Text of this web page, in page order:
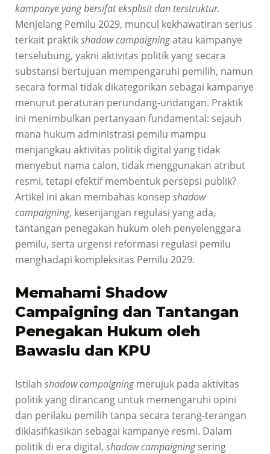
kampanye yang bersifat eksplisit dan terstruktur.
Menjelang Pemilu 2029, muncul kekhawatiran serius
terkait praktikshadow campaigningatau kampanye
terselubung, yakni aktivitas politik yang secara
substansi bertujuan mempengaruhi pemilih, namun
secara formal tidak dikategorikan sebagai kampanye
menurut peraturan perundang-undangan. Praktik
ini menimbulkan pertanyaan fundamental: sejauh
mana hukum administrasi pemilu mampu
menjangkau aktivitas politik digital yang tidak
menyebut nama calon, tidak menggunakan atribut
resmi, tetapi efektif membentuk persepsi publik?
Artikel ini akan membahas konsep shadow
campaigning, kesenjangan regulasi yang ada,
tantangan penegakan hukum oleh penyelenggara
pemilu, serta urgensi reformasi regulasi pemilu
menghadapi kompleksitas Pemilu 2029.
Memahami Shadow
Campaigning dan Tantangan
Penegakan Hukum oleh
Bawaslu dan KPU
Istilah shadow campaigningmerujuk pada aktivitas
politik yang dirancang untuk memengaruhi opini
dan perilaku pemilih tanpa secara terang-terangan
diklasifikasikan sebagai kampanye resmi. Dalam
politik di era digital, shadow campaigningsering